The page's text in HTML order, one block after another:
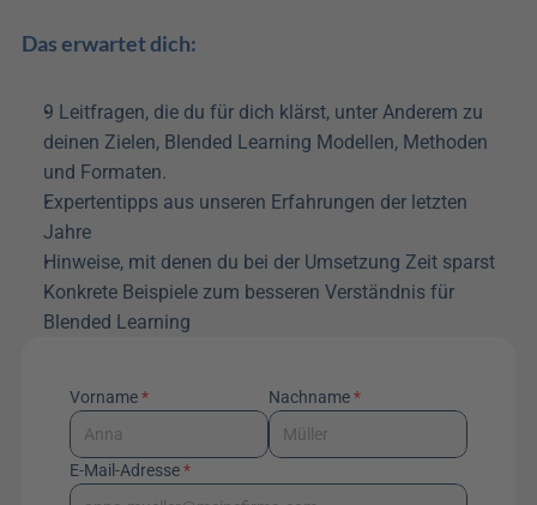
Das erwartet dich:
9 Leitfragen, die du für dich klärst, unter Anderem zu
deinen Zielen, Blended Learning Modellen, Methoden
und Formaten.
Expertentipps aus unseren Erfahrungen der letzten
Jahre
Hinweise, mit denen du bei der Umsetzung Zeit sparst
Konkrete Beispiele zum besseren Verständnis für
Blended Learning
Vorname * Nachname *
E-Mail-Adresse *